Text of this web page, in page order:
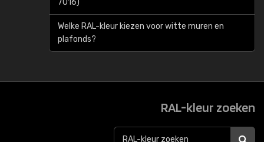
7016)
Welke RAL-kleur kiezen voor witte muren en
plafonds?
RAL-kleur zoeken